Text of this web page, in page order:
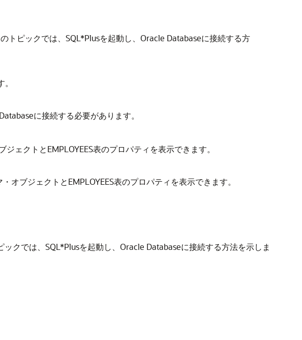
トピックでは、SQL*Plusを起動し、Oracle Databaseに接続する方
に接続する必要があります。
ェクトとEMPLOYEES表のプロパティを表示できます。
ブジェクトとEMPLOYEES表のプロパティを表示できます。
クでは、SQL*Plusを起動し、Oracle Databaseに接続する方法を示しま